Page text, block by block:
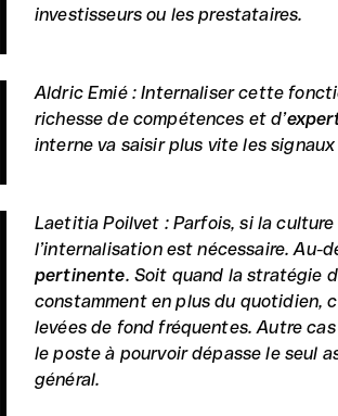
investisseurs ou les prestataires.
Aldric Emié : Internaliser cette
richesse de compétences et d’
interne va saisir plus vite les
Laetitia Poilvet : Parfois, si la culture
l’internalisation est nécessaire. Au-
pertinente. Soit quand la stratégie
constamment en plus du quotidien,
levées de fond fréquentes. Autre
le poste à pourvoir dépasse le seul
général.